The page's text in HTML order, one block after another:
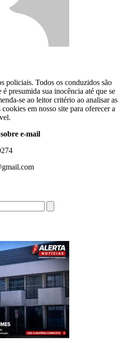
policiais. Todos os conduzidos são
é presumida sua inocência até que se
se ao leitor critério ao analisar as
em nosso site para oferecer a
e-mail